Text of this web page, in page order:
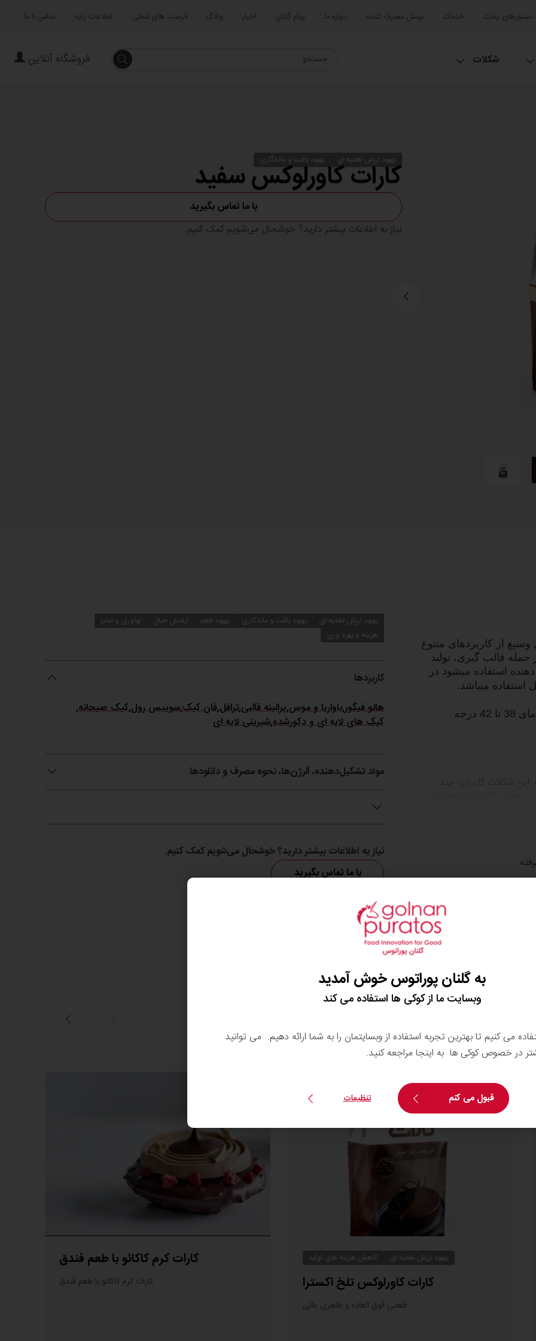
دستورهای پخت خدمات بینش مصرف کننده درباره ما پیام گلنان اخبار وبلاگ فرصت های شغلی اطلاعات پایه تماس با ما
شکلات جستجو فروشگاه آنلاین
بهبود ارزش تغذیه ای بهبود بافت و ماندگاری
کارات کاورلوکس سفید
با ما تماس بگیرید
نیاز به اطلاعات بیشتر دارید؟ خوشحال می‌شویم کمک کنیم.
از کاربردهای متنوع
قالب گیری، تولید
استفاده میشود در
میباشد.
در دمای 45 تا 55 درجه ذوب کنید و در دمای 38 تا 42 درجه
شکلات کاربردی چند
ها، مغزی ها، موس شکلات،
بهبود ارزش تغذیه ای بهبود بافت و ماندگاری بهبود طعم آرامش خیال
نوآوری و تمایز
هزینه و بهره وری
کاربردها
هالو فیگور,باواریا و موس,پرالینه قالبی,ترافل,فان کیک,سوییس رول,کیک صیحانه,
کیک های لایه ای و دکورشده,شیرینی لایه ای
مواد تشکیل‌دهنده، آلرژن‌ها، نحوه مصرف و دانلودها
نیاز به اطلاعات بیشتر دارید؟ خوشحال می‌شویم کمک کنیم.
با ما تماس بگیرید
کارات کرم کاکائو با طعم فندق
کارات کرم کاکائو با طعم فندق
کاهش هزینه های تولید بهبود ارزش تغذیه ای
کارات کاورلوکس تلخ اکسترا
طعمی فوق العاده و ظاهری عالی
به گلنان پوراتوس خوش آمدید
وبسایت ما از کوکی ها استفاده می کند
می کنیم تا بهترین تجربه استفاده از وبسایتمان را به شما ارائه دهیم. می توانید
در خصوص کوکی ها به اینجا مراجعه کنید.
قبول می کنم تنظیمات